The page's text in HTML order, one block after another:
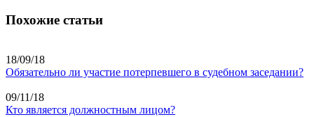
Похожие статьи
18/09/18
Обязательно ли участие потерпевшего в судебном заседании?
09/11/18
Кто является должностным лицом?